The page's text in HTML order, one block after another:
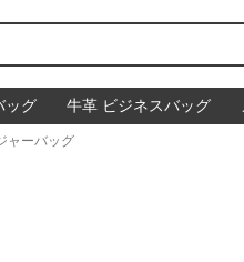
ッグ 牛革 ビジネスバッグ
ャーバッグ